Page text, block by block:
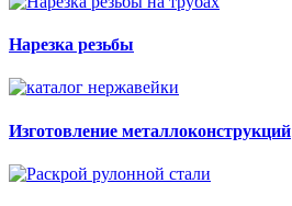
Нарезка резьбы
Изготовление металлоконструкций